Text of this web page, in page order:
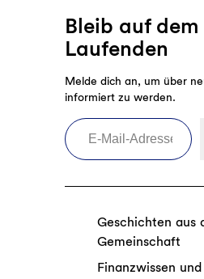
Bleib auf dem
Laufenden
Melde dich an, um über
informiert zu werden.
E-Mail-Adresse eingeben
Geschichten aus
Gemeinschaft
Finanzwissen